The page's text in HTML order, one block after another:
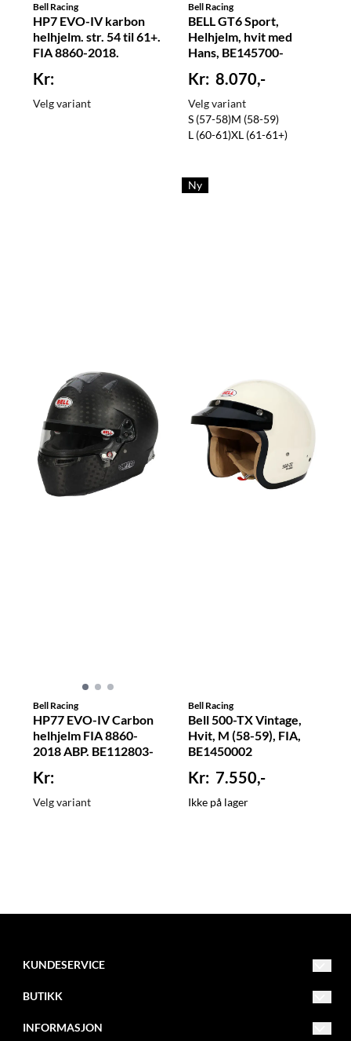
Bell Racing
HP7 EVO-IV karbon
helhjelm. str. 54 til 61+.
FIA 8860-2018.
Velg variant
Bell Racing
BELL GT6 Sport,
Helhjelm, hvit med
Hans, BE145700-
8.070,-
Velg variant
S (57-58)M (58-59)
L (60-61)XL (61-61+)
Bell Racing
HP77 EVO-IV Carbon
helhjelm FIA 8860-
2018 ABP. BE112803-
Velg variant
Ny
Bell Racing
Bell 500-TX Vintage,
Hvit, M (58-59), FIA,
BE1450002
7.550,-
Ikke på lager
KUNDESERVICE
3420 Lierskogen
Org. nr. NO982084474MVA
BUTIKK
Salgsvilkår
INFORMASJON